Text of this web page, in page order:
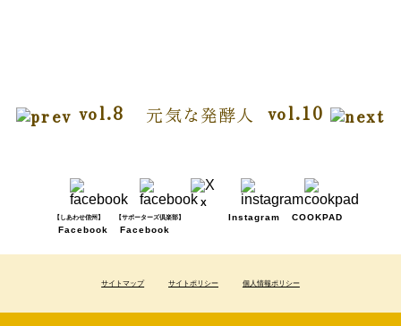
vol.8 元気な発酵人 vol.10
【しあわせ信州】
Facebook
【サポーターズ倶楽部】
Facebook
X
Instagram
COOKPAD
サイトマップ サイトポリシー 個人情報ポリシー